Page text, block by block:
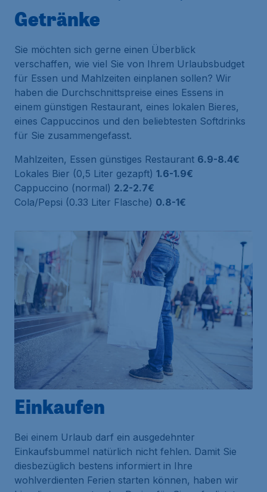
Getränke
Sie möchten sich gerne einen Überblick
verschaffen, wie viel Sie von Ihrem Urlaubsbudget
für Essen und Mahlzeiten einplanen sollen? Wir
haben die Durchschnittspreise eines Essens in
einem günstigen Restaurant, eines lokalen Bieres,
eines Cappuccinos und den beliebtesten Softdrinks
für Sie zusammengefasst.
Mahlzeiten, Essen günstiges Restaurant 6.9-8.4€
Lokales Bier (0,5 Liter gezapft) 1.6-1.9€
Cappuccino (normal) 2.2-2.7€
Cola/Pepsi (0.33 Liter Flasche) 0.8-1€
Einkaufen
Bei einem Urlaub darf ein ausgedehnter
Einkaufsbummel natürlich nicht fehlen. Damit Sie
diesbezüglich bestens informiert in Ihre
wohlverdienten Ferien starten können, haben wir